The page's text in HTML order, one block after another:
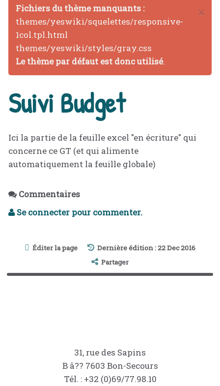
×
Fichiers du thème manquants :
themes/yeswiki/squelettes/responsive-
1col.tpl.html
themes/yeswiki/styles/gray.css
Le thème par défaut est donc utilisé.
Suivi Budget
Ici la partie de la feuille excel "en écriture" qui
concerne ce GT (et qui alimente
automatiquement la feuille globale)
Commentaires
Se connecter pour commenter.
Éditer la page
Dernière édition : 22 Dec 2016
Partager
31, rue des Sapins
B â?? 7603 Bon-Secours
Tél. : +32 (0)69/77.98.10